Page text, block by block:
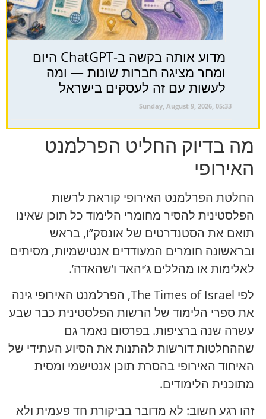
מדוע אותה בקשה ב-ChatGPT היום
ומחר מציגה חברות שונות — ומה
לעשות עם זה לעסקים בישראל
Sunday, August 9, 2026, 05:33
מה בדיוק החליט הפרלמנט
האירופי
החלטת הפרלמנט האירופי קוראת לרשות
הפלסטינית להסיר מחומרי הלימוד כל תוכן שאינו
תואם את הסטנדרטים של אונסק”ו, בראש
ובראשונה חומרים המעודדים אנטישמיות, מסיתים
לאלימות או מהללים ג’יהאד ו’שהאדה’.
לפי The Times of Israel, הפרלמנט האירופי גינה
את ספרי הלימוד של הרשות הפלסטינית כבר שבע
עשרה שנה ברציפות. בפרסום נאמר גם
שההחלטות דורשות להתנות את הסיוע העתידי של
האיחוד האירופי בהסרת תוכן אנטישמי ומסית
מתוכנית הלימודים.
זהו רגע חשוב: לא מדובר בביקורת חד פעמית ולא